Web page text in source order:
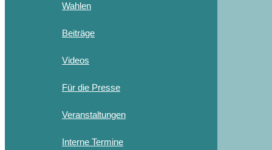
Wahlen
Beiträge
Videos
Für die Presse
Veranstaltungen
Interne Termine